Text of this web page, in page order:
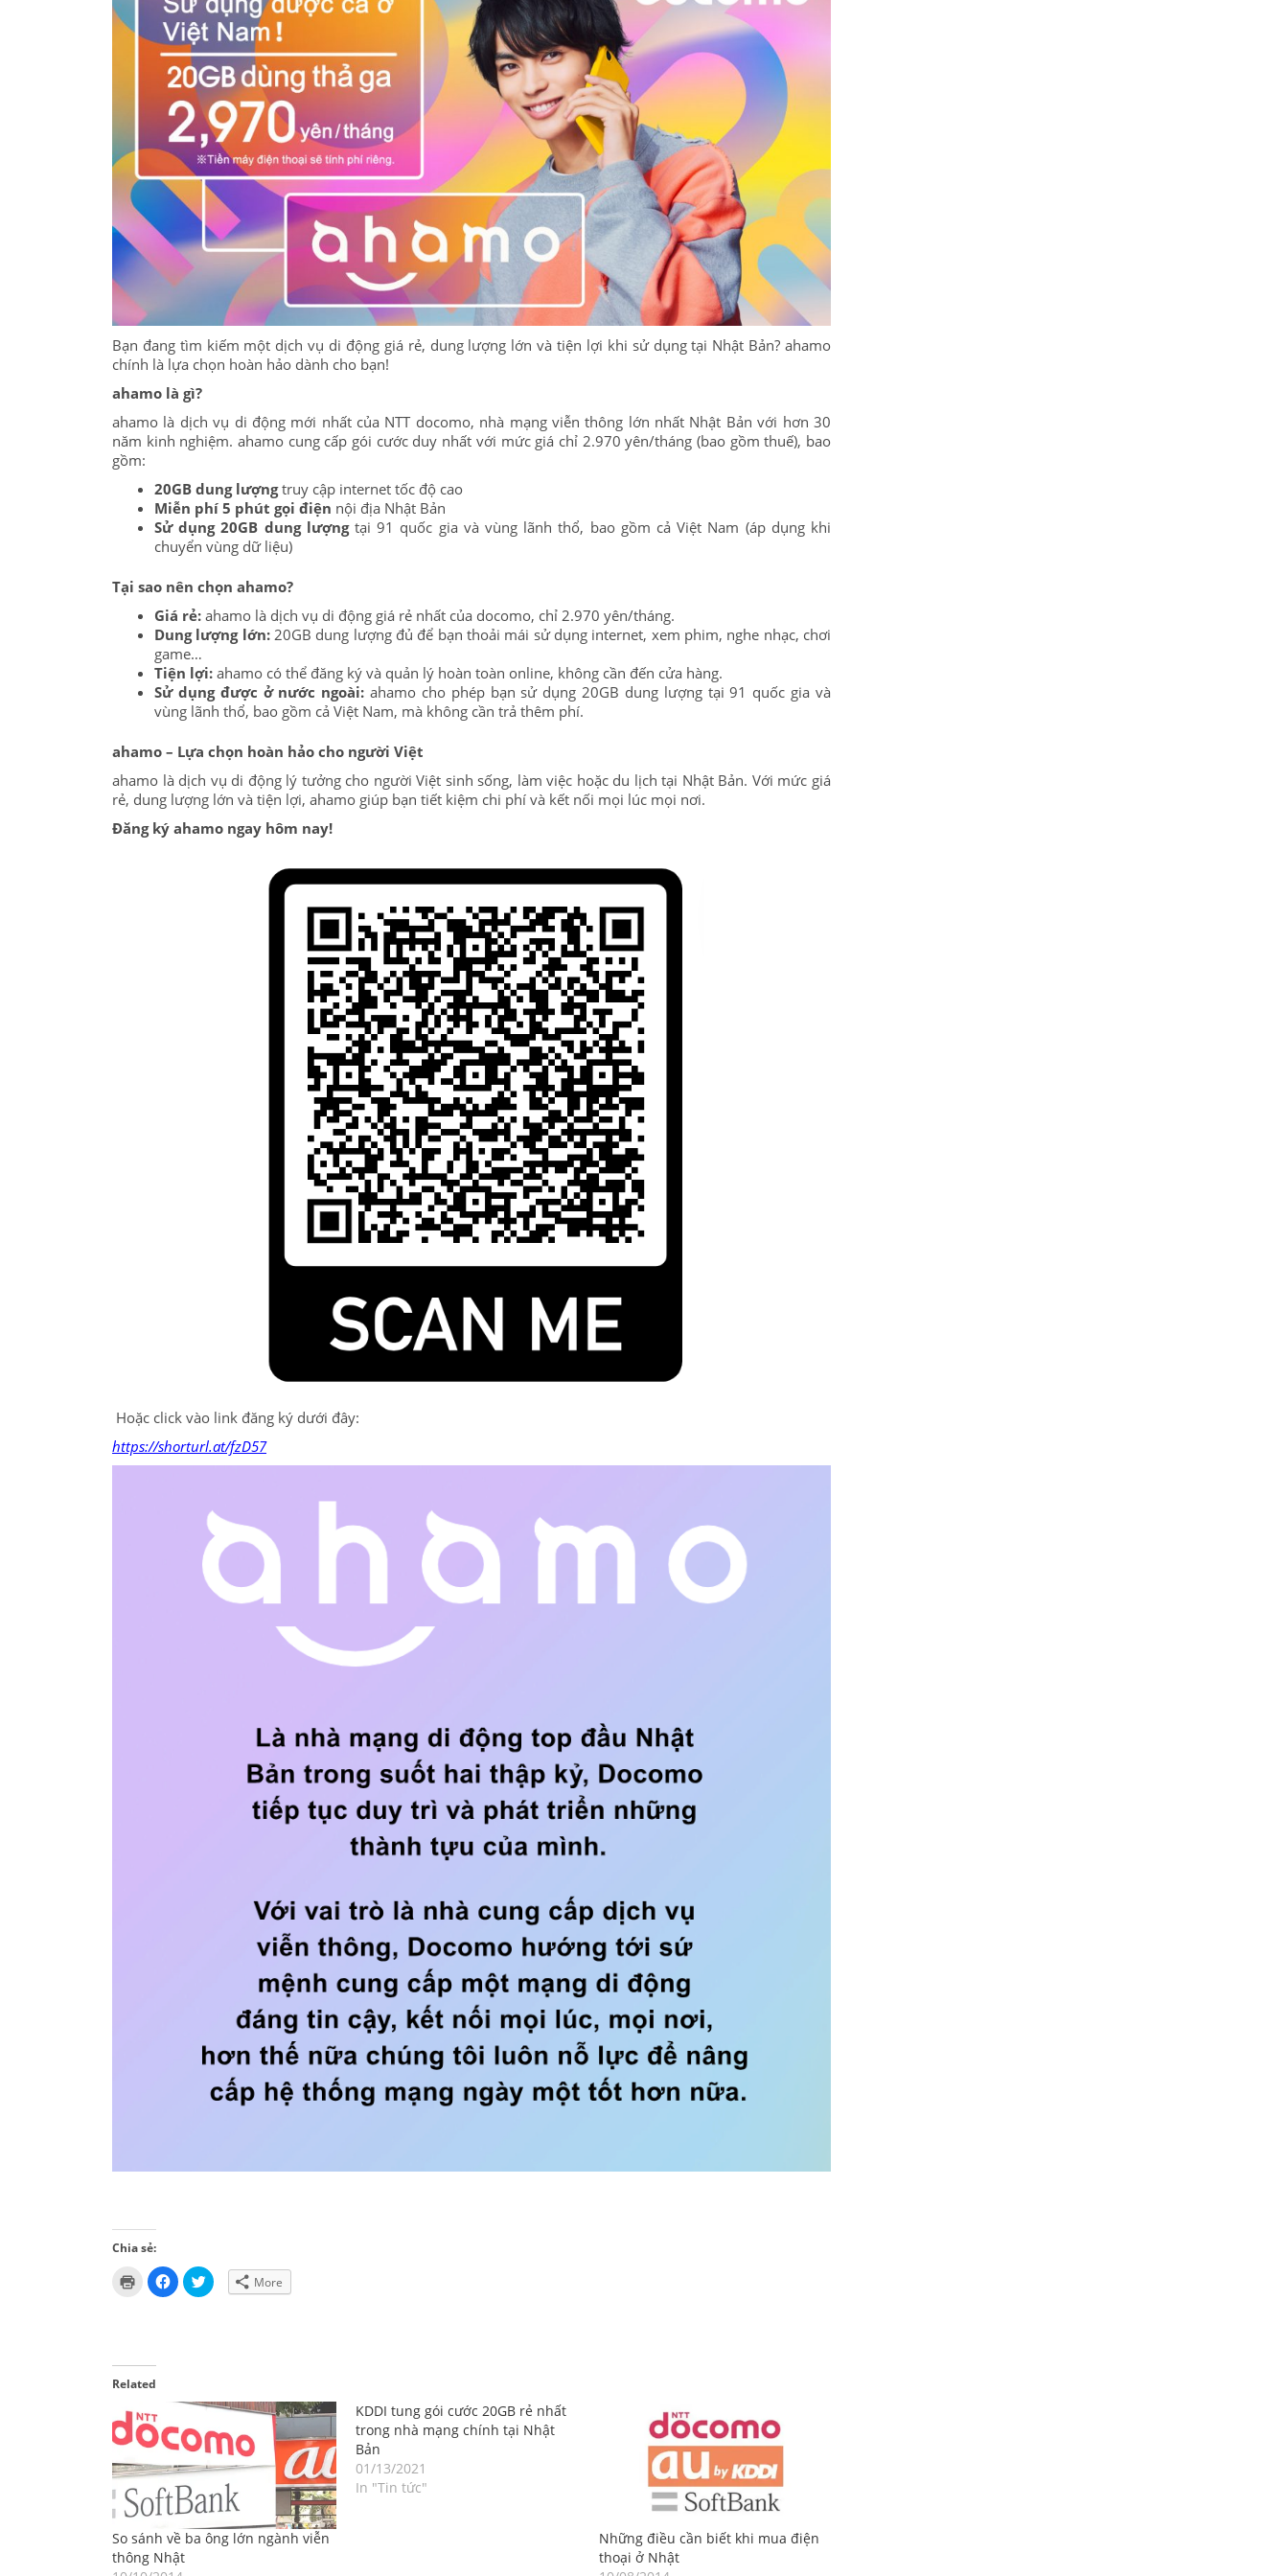
Bạn đang tìm kiếm một dịch vụ di động giá rẻ, dung lượng lớn và tiện lợi khi sử dụng tại Nhật Bản? ahamo
chính là lựa chọn hoàn hảo dành cho bạn!
ahamo là gì?
ahamo là dịch vụ di động mới nhất của NTT docomo, nhà mạng viễn thông lớn nhất Nhật Bản với hơn 30
năm kinh nghiệm. ahamo cung cấp gói cước duy nhất với mức giá chỉ 2.970 yên/tháng (bao gồm thuế), bao
gồm:
20GB dung lượngtruy cập internet tốc độ cao
Miễn phí 5 phút gọi điện nội địa Nhật Bản
Sử dụng 20GB dung lượngtại 91 quốc gia và vùng lãnh thổ, bao gồm cả Việt Nam (áp dụng khi
chuyển vùng dữ liệu)
Tại sao nên chọn ahamo?
Giá rẻ: ahamo là dịch vụ di động giá rẻ nhất của docomo, chỉ 2.970 yên/tháng.
Dung lượng lớn:20GB dung lượng đủ để bạn thoải mái sử dụng internet, xem phim, nghe nhạc, chơi
game…
Tiện lợi: ahamo có thể đăng ký và quản lý hoàn toàn online, không cần đến cửa hàng.
Sử dụng được ở nước ngoài: ahamo cho phép bạn sử dụng 20GB dung lượng tại 91 quốc gia và
vùng lãnh thổ, bao gồm cả Việt Nam, mà không cần trả thêm phí.
ahamo – Lựa chọn hoàn hảo cho người Việt
ahamo là dịch vụ di động lý tưởng cho người Việt sinh sống, làm việc hoặc du lịch tại Nhật Bản. Với mức giá
rẻ, dung lượng lớn và tiện lợi, ahamo giúp bạn tiết kiệm chi phí và kết nối mọi lúc mọi nơi.
Đăng ký ahamo ngay hôm nay!
Hoặc click vào link đăng ký dưới đây:
https://shorturl.at/fzD57
Chia sẻ:
Click
print
Click
to
share
Click
to More
Related
So sánh về ba ông lớn ngành viễn
thông Nhật
KDDI tung gói cước 20GB rẻ nhất
trong nhà mạng chính tại Nhật
Bản
01/13/2021
In "Tin tức"
Những điều cần biết khi mua điện
thoại ở Nhật